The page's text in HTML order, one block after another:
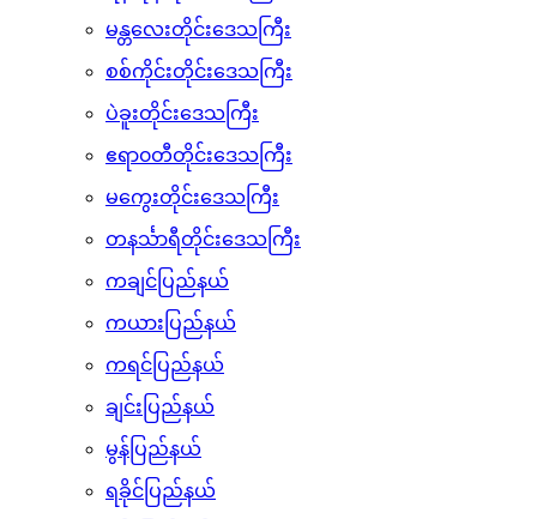
မန္တလေးတိုင်းဒေသကြီး
စစ်ကိုင်းတိုင်းဒေသကြီး
ပဲခူးတိုင်းဒေသကြီး
ဧရာ၀တီတိုင်းဒေသကြီး
မကွေးတိုင်းဒေသကြီး
တနင်္သာရီတိုင်းဒေသကြီး
ကချင်ပြည်နယ်
ကယားပြည်နယ်
ကရင်ပြည်နယ်
ချင်းပြည်နယ်
မွန်ပြည်နယ်
ရခိုင်ပြည်နယ်